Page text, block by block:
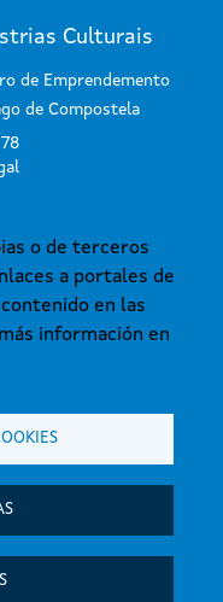
o de terceros
a portales de
en las
información en
Culturais
de Emprendemento
de Compostela
en internet por la